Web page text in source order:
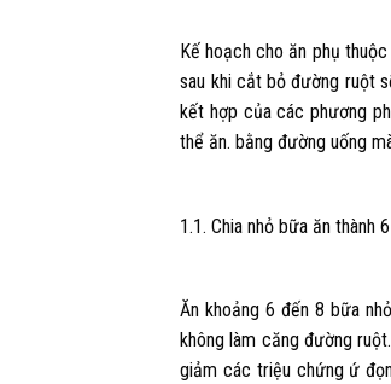
Kế hoạch cho ăn phụ
sau khi cắt bỏ đường ruột
kết hợp của các phương
thể ăn. bằng đường uống
1.1. Chia nhỏ bữa ăn thành
Ăn khoảng 6 đến 8 bữa
không làm căng đường
giảm các triệu chứng ứ